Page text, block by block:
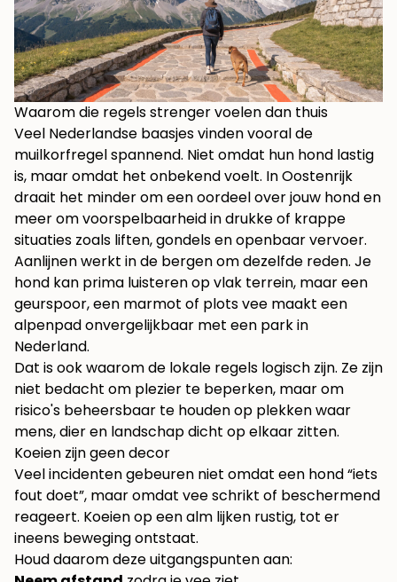
Waarom die regels strenger voelen dan thuis
Veel Nederlandse baasjes vinden vooral de
muilkorfregel spannend. Niet omdat hun hond lastig
is, maar omdat het onbekend voelt. In Oostenrijk
draait het minder om een oordeel over jouw hond en
meer om voorspelbaarheid in drukke of krappe
situaties zoals liften, gondels en openbaar vervoer.
Aanlijnen werkt in de bergen om dezelfde reden. Je
hond kan prima luisteren op vlak terrein, maar een
geurspoor, een marmot of plots vee maakt een
alpenpad onvergelijkbaar met een park in
Nederland.
Dat is ook waarom de lokale regels logisch zijn. Ze zijn
niet bedacht om plezier te beperken, maar om
risico's beheersbaar te houden op plekken waar
mens, dier en landschap dicht op elkaar zitten.
Koeien zijn geen decor
Veel incidenten gebeuren niet omdat een hond “iets
fout doet”, maar omdat vee schrikt of beschermend
reageert. Koeien op een alm lijken rustig, tot er
ineens beweging ontstaat.
Houd daarom deze uitgangspunten aan: